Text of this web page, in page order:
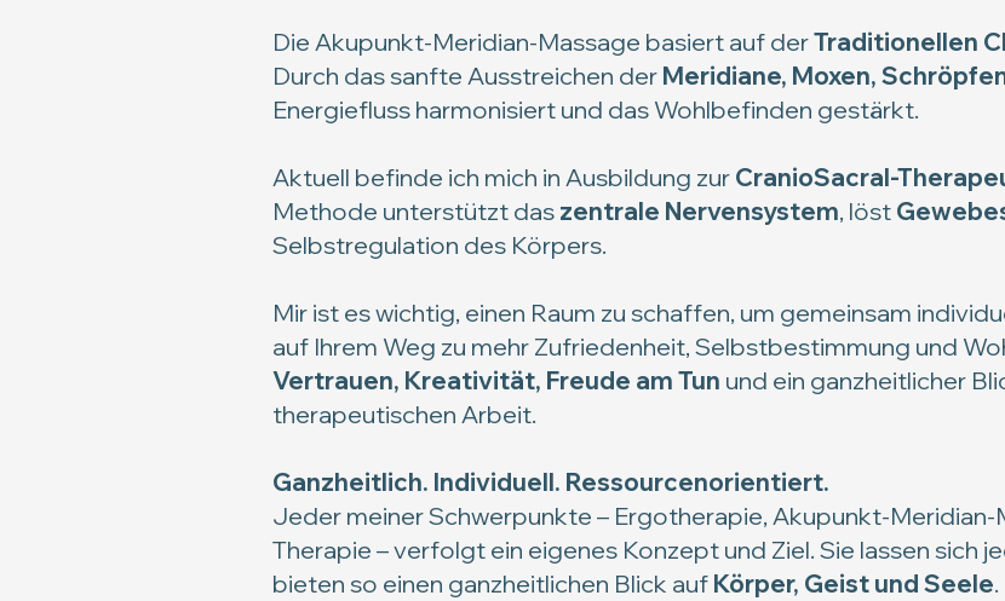
Die Akupunkt-Meridian-Massage basiert auf derTraditionellen
Durch das sanfte Ausstreichen der Meridiane, Moxen,
Energiefluss harmonisiert und das Wohlbefinden gestärkt.
Aktuell befinde ich mich in Ausbildung zur CranioSacral-
Methode unterstützt das zentrale Nervensystem, löst
Selbstregulation des Körpers.
Mir ist es wichtig, einen Raum zu schaffen, um gemeinsam
auf Ihrem Weg zu mehr Zufriedenheit, Selbstbestimmung und
Vertrauen, Kreativität, Freude am Tun und ein ganzheitlicher
therapeutischen Arbeit.
Ganzheitlich. Individuell. Ressourcenorientiert.
Jeder meiner Schwerpunkte – Ergotherapie, Akupunkt-Meridian-
Therapie – verfolgt ein eigenes Konzept und Ziel. Sie lassen sich
bieten so einen ganzheitlichen Blick auf Körper, Geist und Seele